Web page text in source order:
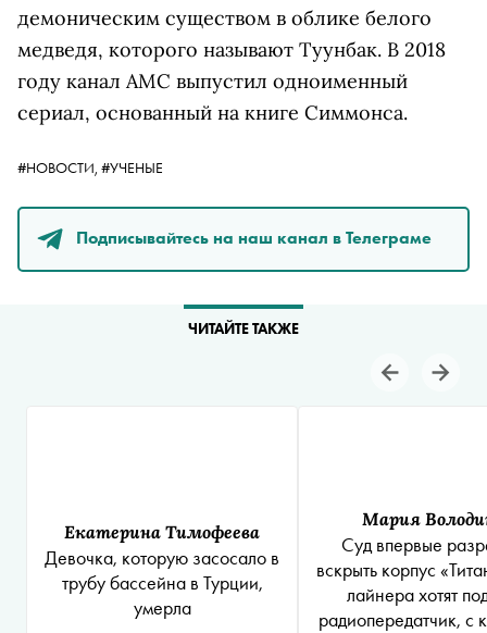
демоническим существом в облике белого
медведя, которого называют Туунбак. В 2018
году канал AMC выпустил одноименный
сериал, основанный на книге Симмонса.
#НОВОСТИ, #УЧЕНЫЕ
Подписывайтесь на наш канал в Телеграме
ЧИТАЙТЕ ТАКЖЕ
Екатерина Тимофеева
Девочка, которую засосало в
трубу бассейна в Турции,
умерла
Мария
Суд впервые
вскрыть корпус
лайнера хотят
радиопередатчик, с